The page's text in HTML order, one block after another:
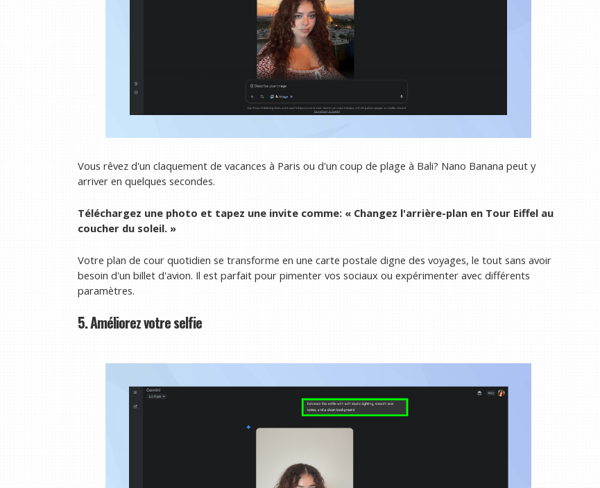
Vous rêvez d'un claquement de vacances à Paris ou d'un coup de plage à Bali? Nano Banana peut y
arriver en quelques secondes.
Téléchargez une photo et tapez une invite comme: « Changez l'arrière-plan en Tour Eiffel au
coucher du soleil. »
Votre plan de cour quotidien se transforme en une carte postale digne des voyages, le tout sans avoir
besoin d'un billet d'avion. Il est parfait pour pimenter vos sociaux ou expérimenter avec différents
paramètres.
5. Améliorez votre selfie